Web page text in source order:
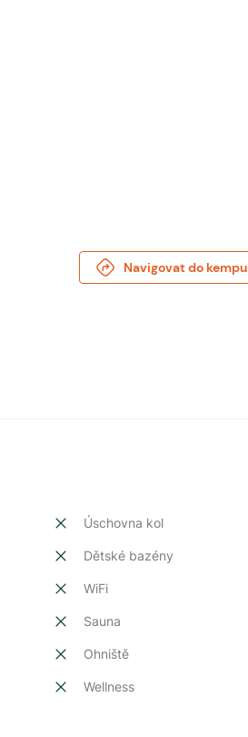
Navigovat do kempu
Úschovna kol
Dětské bazény
WiFi
Sauna
Ohniště
Wellness